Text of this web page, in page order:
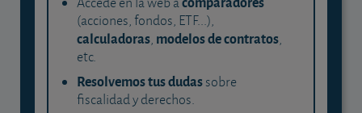
(acciones, fondos, ETF...),
calculadoras, modelos de contratos,
etc.
Resolvemos tus dudassobre
fiscalidad y derechos.